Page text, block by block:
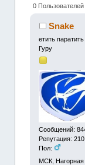
0
Snake
етить паратить
Гуру
Сообщений:
Репутация: 210
Пол:
МСК, Нагорная